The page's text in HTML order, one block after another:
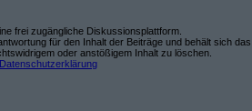
frei zugängliche Diskussionsplattform.
für den Inhalt der Beiträge und behält sich das
oder anstößigem Inhalt zu löschen.
Datenschutzerklärung